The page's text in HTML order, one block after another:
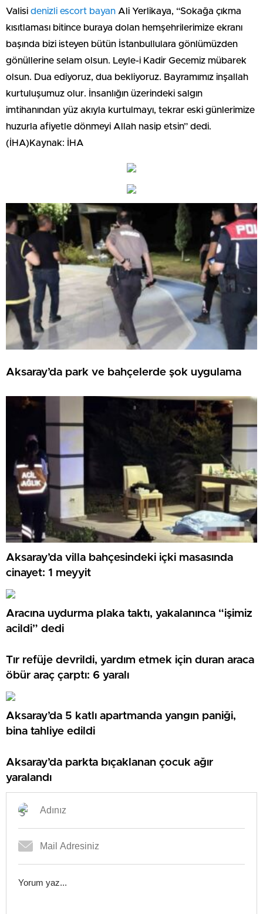
Valisi denizli escort bayan Ali Yerlikaya, “Sokağa çıkma
kısıtlaması bitince buraya dolan hemşehrilerimize ekranı
başında bizi isteyen bütün İstanbullulara gönlümüzden
gönüllerine selam olsun. Leyle-i Kadir Gecemiz mübarek
olsun. Dua ediyoruz, dua bekliyoruz. Bayramımız inşallah
kurtuluşumuz olur. İnsanlığın üzerindeki salgın
imtihanından yüz akıyla kurtulmayı, tekrar eski günlerimize
huzurla afiyetle dönmeyi Allah nasip etsin” dedi.
(İHA)Kaynak: İHA
Aksaray’da park ve bahçelerde şok uygulama
Aksaray’da villa bahçesindeki içki masasında
cinayet: 1 meyyit
Aracına uydurma plaka taktı, yakalanınca “işimiz
acildi” dedi
Tır refüje devrildi, yardım etmek için duran araca
öbür araç çarptı: 6 yaralı
Aksaray’da 5 katlı apartmanda yangın paniği,
bina tahliye edildi
Aksaray’da parkta bıçaklanan çocuk ağır
yaralandı